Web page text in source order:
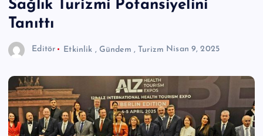
Sağlık Turizmi Potansiyelini
Tanıttı
Editör Etkinlik , Gündem ,Turizm Nisan 9, 2025